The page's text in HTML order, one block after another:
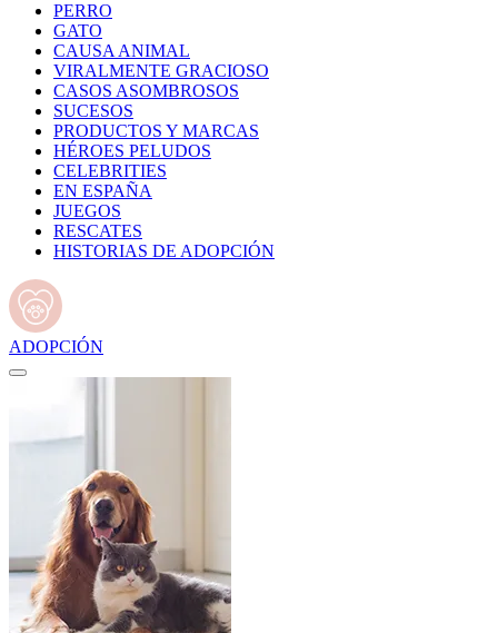
PERRO
GATO
CAUSA ANIMAL
VIRALMENTE GRACIOSO
CASOS ASOMBROSOS
SUCESOS
PRODUCTOS Y MARCAS
HÉROES PELUDOS
CELEBRITIES
EN ESPAÑA
JUEGOS
RESCATES
HISTORIAS DE ADOPCIÓN
ADOPCIÓN